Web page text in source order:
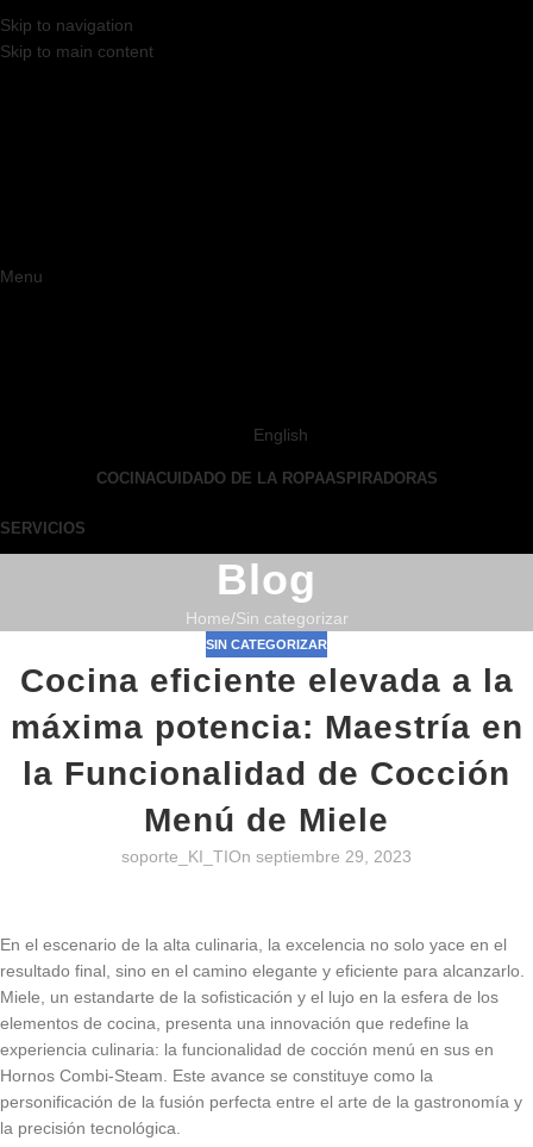
Skip to navigation
Skip to main content
Menu
English
COCINACUIDADO DE LA ROPAASPIRADORAS
SERVICIOS
Blog
Home Sin categorizar
SIN CATEGORIZAR
Cocina eficiente elevada a la
máxima potencia: Maestría en
la Funcionalidad de Cocción
Menú de Miele
soporte_KI_TIOn septiembre 29, 2023
En el escenario de la alta culinaria, la excelencia no solo yace en el
resultado final, sino en el camino elegante y eficiente para alcanzarlo.
Miele, un estandarte de la sofisticación y el lujo en la esfera de los
elementos de cocina, presenta una innovación que redefine la
experiencia culinaria: la funcionalidad de cocción menú en sus en
Hornos Combi-Steam. Este avance se constituye como la
personificación de la fusión perfecta entre el arte de la gastronomía y
la precisión tecnológica.